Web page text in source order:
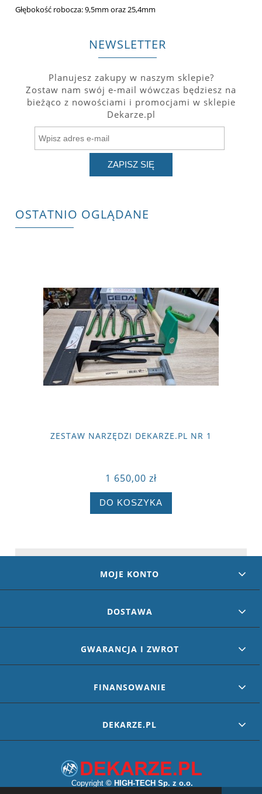
Głębokość robocza: 9,5mm oraz 25,4mm
NEWSLETTER
Planujesz zakupy w naszym sklepie?
Zostaw nam swój e-mail wówczas będziesz na
bieżąco z nowościami i promocjami w sklepie
Dekarze.pl
ZAPISZ SIĘ
OSTATNIO OGLĄDANE
ZESTAW NARZĘDZI DEKARZE.PL NR 1
1 650,00 zł
DO KOSZYKA
MOJE KONTO
DOSTAWA
GWARANCJA I ZWROT
FINANSOWANIE
DEKARZE.PL
Copyright © HIGH-TECH Sp. z o.o.